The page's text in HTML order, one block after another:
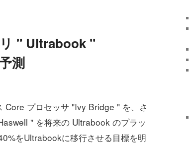
" Ultrabook "
測
Core プロセッサ "Ivy Bridge " を、さ
" を将来の Ultrabook のプラッ
をUltrabookに移行させる目標を明